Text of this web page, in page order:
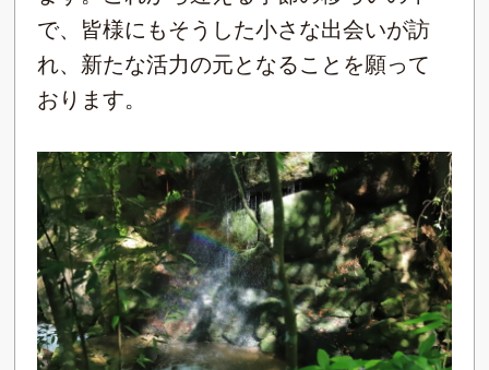
で、皆様にもそうした小さな出会いが訪
れ、新たな活力の元となることを願って
おります。